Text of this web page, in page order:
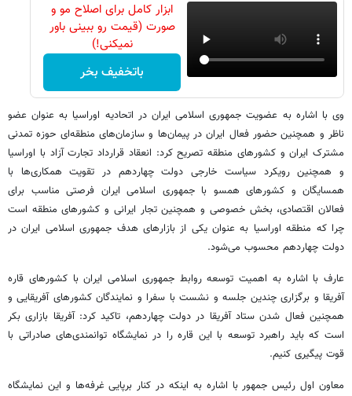
ابزار کامل برای اصلاح مو و
صورت (قیمت رو ببینی باور
نمیکنی!)
باتخفیف بخر
وی با اشاره به عضویت جمهوری اسلامی ایران در اتحادیه اوراسیا به عنوان عضو
ناظر و همچنین حضور فعال ایران در پیمان‌ها و سازمان‌های منطقه‌ای حوزه تمدنی
مشترک ایران و کشورهای منطقه تصریح کرد: انعقاد قرارداد تجارت آزاد با اوراسیا
و همچنین رویکرد سیاست خارجی دولت چهاردهم در تقویت همکاری‌ها با
همسایگان و کشورهای همسو با جمهوری اسلامی ایران فرصتی مناسب برای
فعالان اقتصادی، بخش خصوصی و همچنین تجار ایرانی و کشورهای منطقه است
چرا که منطقه اوراسیا به عنوان یکی از بازارهای هدف جمهوری اسلامی ایران در
دولت چهاردهم محسوب می‌شود.
عارف با اشاره به اهمیت توسعه روابط جمهوری اسلامی ایران با کشورهای قاره
آفریقا و برگزاری چندین جلسه و نشست با سفرا و نمایندگان کشورهای آفریقایی و
همچنین فعال شدن ستاد آفریقا در دولت چهاردهم، تاکید کرد: آفریقا بازاری بکر
است که باید راهبرد توسعه با این قاره را در نمایشگاه توانمندی‌های صادراتی با
قوت پیگیری کنیم.
معاون اول رئیس جمهور با اشاره به اینکه در کنار برپایی غرفه‌ها و این نمایشگاه